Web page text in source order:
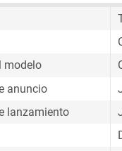
modelo
anuncio
lanzamiento